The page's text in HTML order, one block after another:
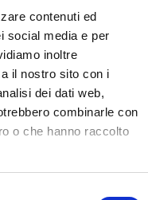
contenuti ed
social media e per
inoltre
il nostro sito con i
dei dati web,
combinarle con
o che hanno raccolto